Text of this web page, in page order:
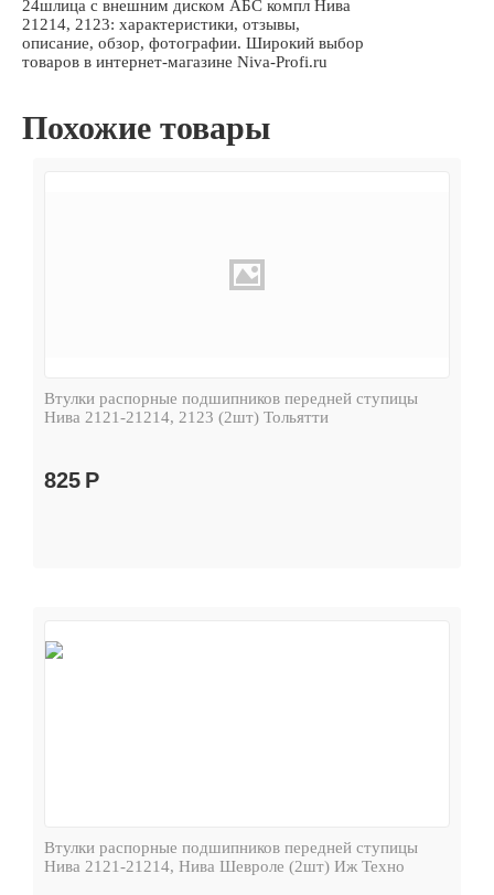
24шлица с внешним диском АБС компл Нива
21214, 2123: характеристики, отзывы,
описание, обзор, фотографии. Широкий выбор
товаров в интернет-магазине Niva-Profi.ru
Похожие товары
Втулки распорные подшипников передней ступицы
Нива 2121-21214, 2123 (2шт) Тольятти
825 Р
Втулки распорные подшипников передней ступицы
Нива 2121-21214, Нива Шевроле (2шт) Иж Техно